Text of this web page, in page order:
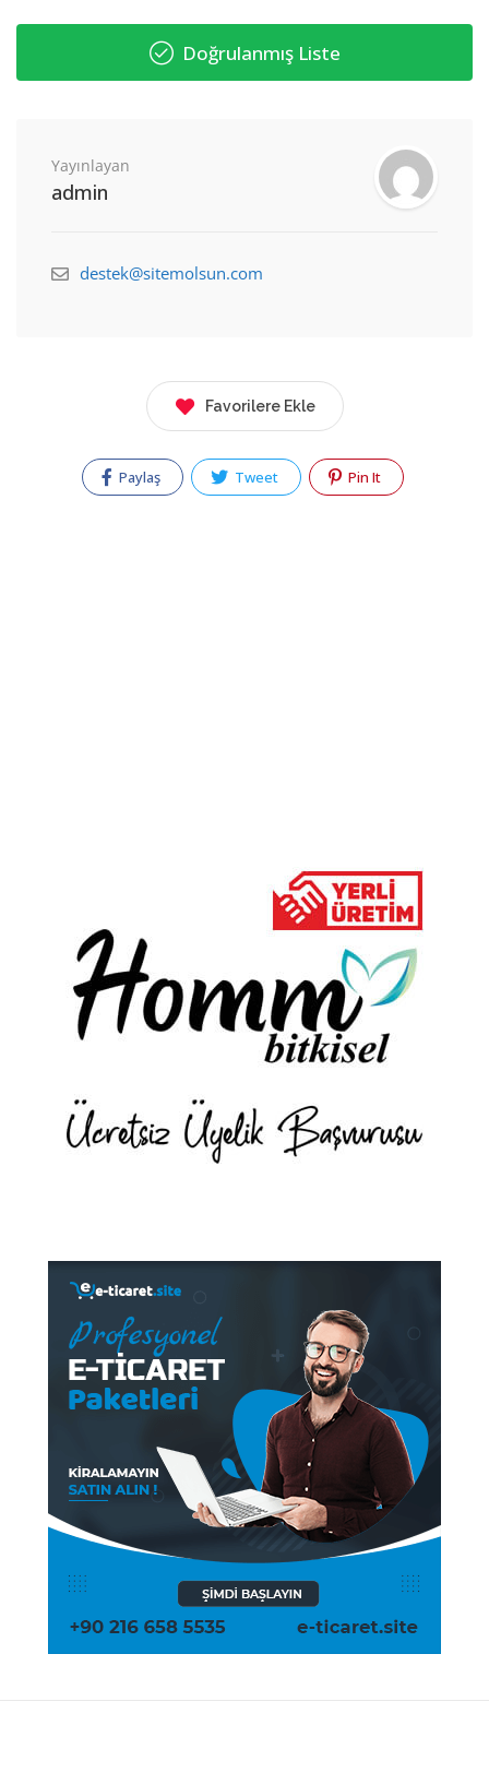
Doğrulanmış Liste
Yayınlayan
admin
destek@sitemolsun.com
Favorilere Ekle
Paylaş Tweet Pin It